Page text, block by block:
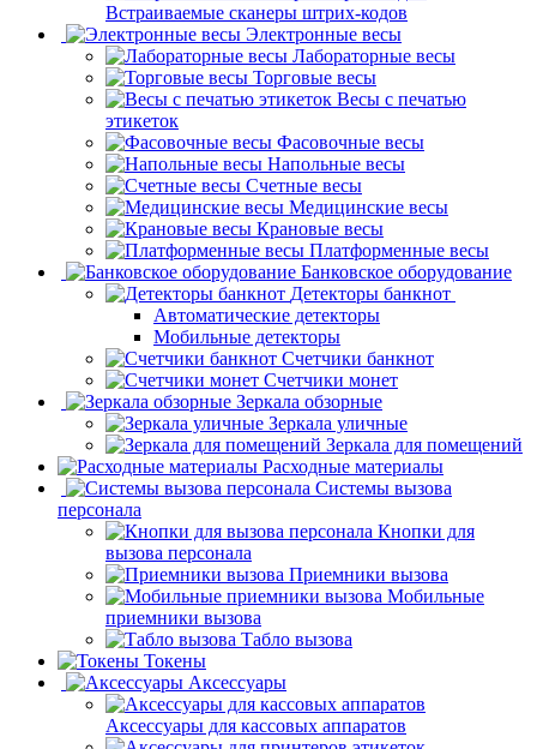
Встраиваемые сканеры штрих-кодов
Электронные весы
Лабораторные весы
Торговые весы
Весы с печатью
этикеток
Фасовочные весы
Напольные весы
Счетные весы
Медицинские весы
Крановые весы
Платформенные весы
Банковское оборудование
Детекторы банкнот
Автоматические детекторы
Мобильные детекторы
Счетчики банкнот
Счетчики монет
Зеркала обзорные
Зеркала уличные
Зеркала для помещений
Расходные материалы
Системы вызова
персонала
Кнопки для
вызова персонала
Приемники вызова
Мобильные
приемники вызова
Табло вызова
Токены
Аксессуары
Аксессуары для кассовых аппаратов